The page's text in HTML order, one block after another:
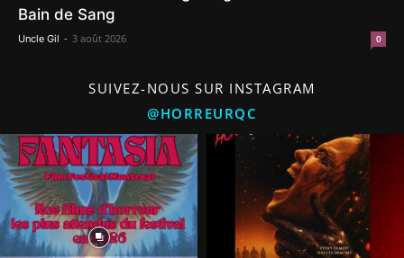
Bain de Sang
Uncle Gil - 3 août 2026 0
SUIVEZ-NOUS SUR INSTAGRAM
@HORREURQC